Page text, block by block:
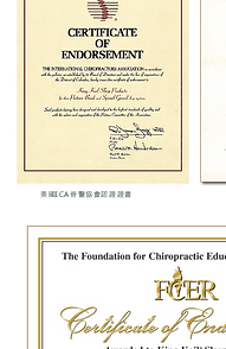
美國ICA脊醫協會認證證書